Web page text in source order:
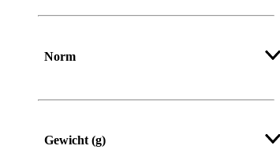
Norm
Gewicht (g)